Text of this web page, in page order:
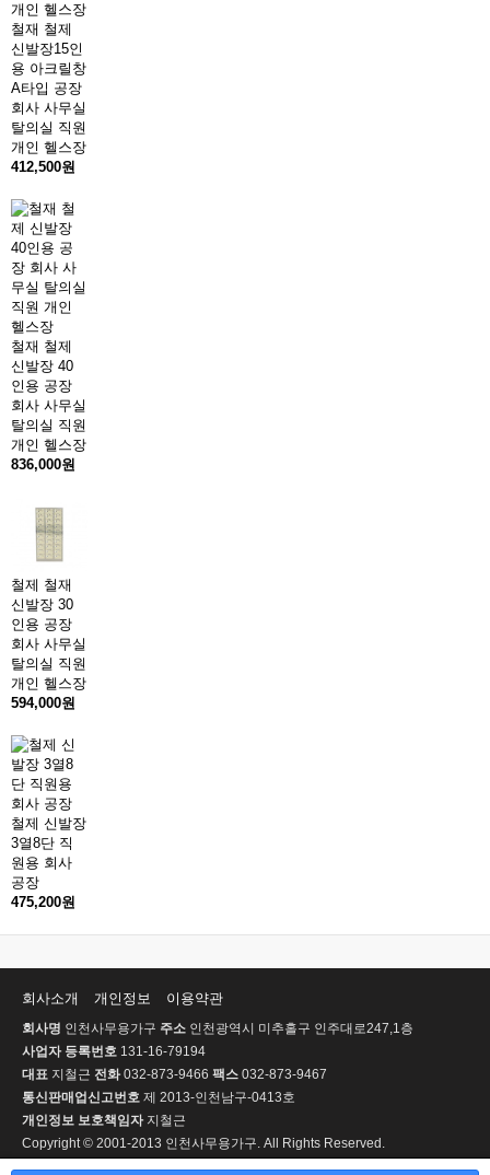
철재 철제
신발장15인
용 아크릴창
A타입 공장
회사 사무실
탈의실 직원
개인 헬스장
412,500원
철재 철제
신발장 40
인용 공장
회사 사무실
탈의실 직원
개인 헬스장
836,000원
철제 철재
신발장 30
인용 공장
회사 사무실
탈의실 직원
개인 헬스장
594,000원
철제 신발장
3열8단 직
원용 회사
공장
475,200원
회사소개 개인정보 이용약관
회사명 인천사무용가구 주소 인천광역시 미추홀구 인주대로247,1층
사업자 등록번호 131-16-79194
대표 지철근 전화032-873-9466 팩스 032-873-9467
통신판매업신고번호 제 2013-인천남구-0413호
개인정보 보호책임자지철근
Copyright © 2001-2013 인천사무용가구. All Rights Reserved.